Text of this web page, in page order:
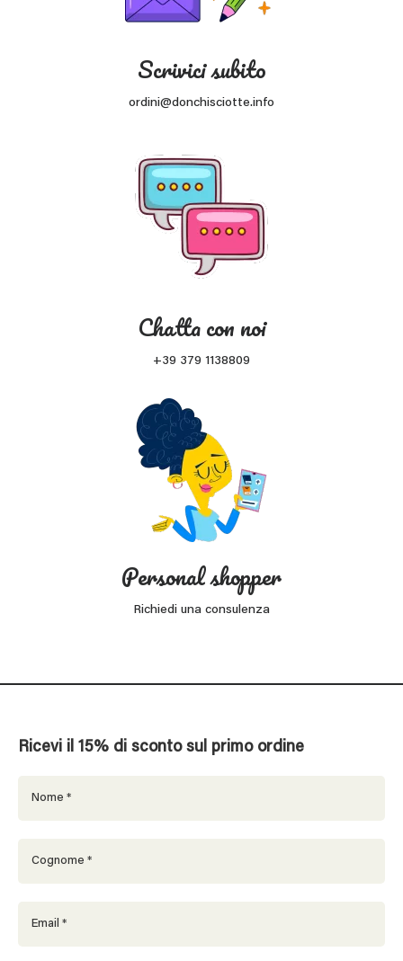
Scrivici subito
ordini@donchisciotte.info
Chatta con noi
+39 379 1138809
Personal shopper
Richiedi una consulenza
Ricevi il 15% di sconto sul primo ordine